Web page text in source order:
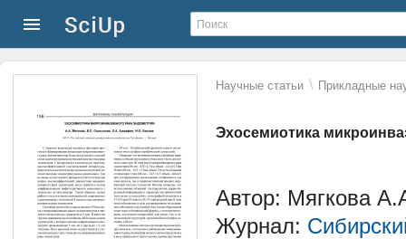
Научные статьи \ Прикладные
Эхосемиотика
Автор: Мягкова
Журнал: